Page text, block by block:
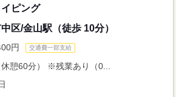
ピング
区/金山駅（徒歩 10分）
円 交通費一部支給
憩60分） ※残業あり（0...